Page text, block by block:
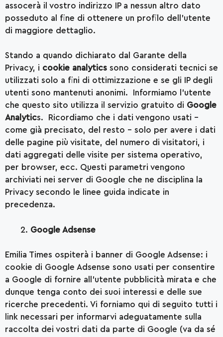
assocerà il vostro indirizzo IP a nessun altro dato
posseduto al fine di ottenere un profilo dell’utente
di maggiore dettaglio.
Stando a quando dichiarato dal Garante della
Privacy, i cookie analytics sono considerati tecnici se
utilizzati solo a fini di ottimizzazione e se gli IP degli
utenti sono mantenuti anonimi. Informiamo l’utente
che questo sito utilizza il servizio gratuito di Google
Analytics. Ricordiamo che i dati vengono usati –
come già precisato, del resto – solo per avere i dati
delle pagine più visitate, del numero di visitatori, i
dati aggregati delle visite per sistema operativo,
per browser, ecc. Questi parametri vengono
archiviati nei server di Google che ne disciplina la
Privacy secondo le linee guida indicate in
precedenza.
Google Adsense
Emilia Times ospiterà i banner di Google Adsense: i
cookie di Google Adsense sono usati per consentire
a Google di fornire all’utente pubblicità mirata e che
dunque tenga conto dei suoi interessi e delle sue
ricerche precedenti. Vi forniamo qui di seguito tutti i
link necessari per informarvi adeguatamente sulla
raccolta dei vostri dati da parte di Google (va da sé